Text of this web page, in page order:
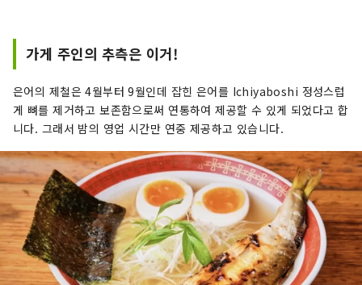
가게 주인의 추측은 이거!
은어의 제철은 4월부터 9월인데 잡힌 은어를 Ichiyaboshi 정성스럽
게 뼈를 제거하고 보존함으로써 연통하여 제공할 수 있게 되었다고 합
니다. 그래서 밤의 영업 시간만 연중 제공하고 있습니다.